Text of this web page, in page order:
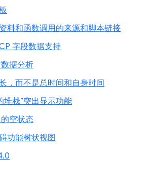
料和函数调用的来源和脚本链接
字段数据支持
据分析
，而不是总时间和自身时间
堆栈”突出显示功能
空状态
功能树状视图